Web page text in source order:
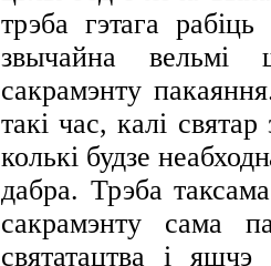
трэба гэтага
звычайна
сакрамэнту
такі час, калі святар
колькі будзе
дабра. Трэба
сакрамэнту сама
святатацтва і